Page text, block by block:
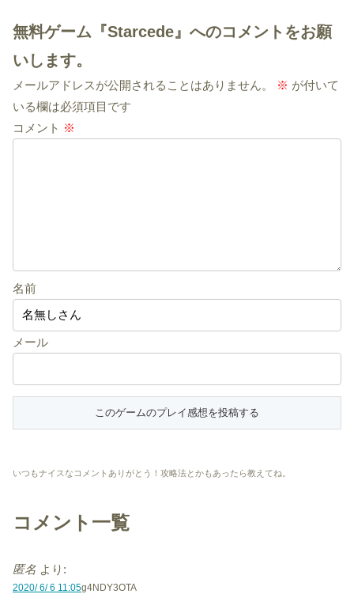
無料ゲーム『Starcede』へのコメントをお願
いします。
メールアドレスが公開されることはありません。 ※ が付いて
いる欄は必須項目です
コメント ※
名前
メール
いつもナイスなコメントありがとう！攻略法とかもあったら教えてね。
コメント一覧
匿名 より:
2020/ 6/ 6 11:05g4NDY3OTA